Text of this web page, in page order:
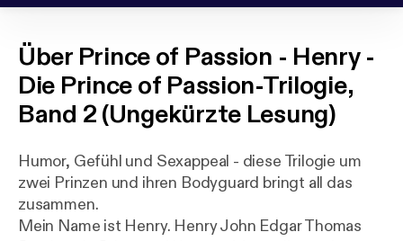
Über Prince of Passion - Henry -
Die Prince of Passion-Trilogie,
Band 2 (Ungekürzte Lesung)
Humor, Gefühl und Sexappeal - diese Trilogie um
zwei Prinzen und ihren Bodyguard bringt all das
zusammen.
Mein Name ist Henry. Henry John Edgar Thomas